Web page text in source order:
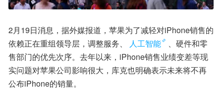
2月19日消息，据外媒报道，苹果为了减轻对iPhone销售的
依赖正在重组领导层，调整服务、
人工智能
、硬件和零
售部门的优先次序。去年以来，iPhone销售业绩变差等现
实问题对苹果公司影响很大，库克也明确表示未来将不再
公布iPhone的销量。